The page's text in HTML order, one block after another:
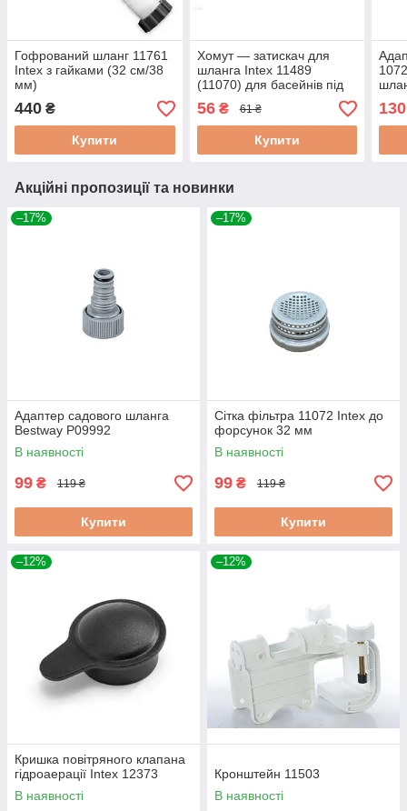
Гофрований шланг 11761
Intex з гайками (32 см/38
мм)
440 ₴
Купити
Хомут — затискач для
шланга Intex 11489
(11070) для басейнів під
хомути (32 мм)
56₴ 61 ₴
Купити
1
130
Акційні пропозиції та новинки
–17%
Адаптер садового шланга
Bestway P09992
В наявності
99 ₴ 119 ₴
Купити
–17%
Сітка фільтра 11072 Intex до
форсунок 32 мм
В наявності
99 ₴ 119 ₴
Купити
–12%
Кришка повітряного клапана
гідроаерації Intex 12373
В наявності
–12%
Кронштейн 11503
В наявності